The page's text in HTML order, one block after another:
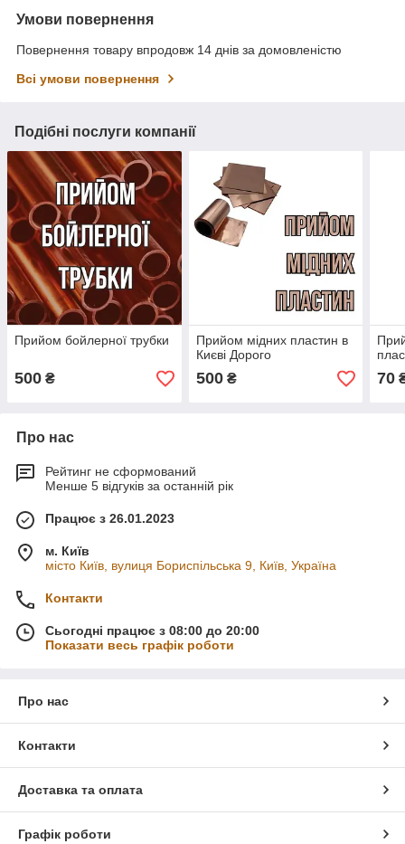
Умови повернення
Повернення товару впродовж 14 днів за домовленістю
Всі умови повернення
Подібні послуги компанії
Прийом бойлерної трубки
500 ₴
Прийом мідних пластин в
Києві Дорого
500₴ 70
Про нас
Рейтинг не сформований
Менше 5 відгуків за останній рік
Працює з 26.01.2023
м. Київ
місто Київ, вулиця Бориспільська 9, Київ, Україна
Контакти
Сьогодні працює з 08:00 до 20:00
Показати весь графік роботи
Про нас
Контакти
Доставка та оплата
Графік роботи